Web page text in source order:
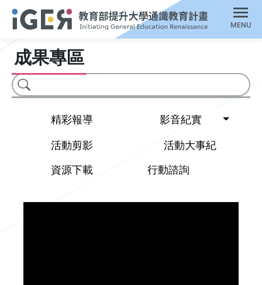
MENU
成果專區
搜尋
精彩報導 影音紀實
活動剪影
活動大事紀
資源下載
行動諮詢